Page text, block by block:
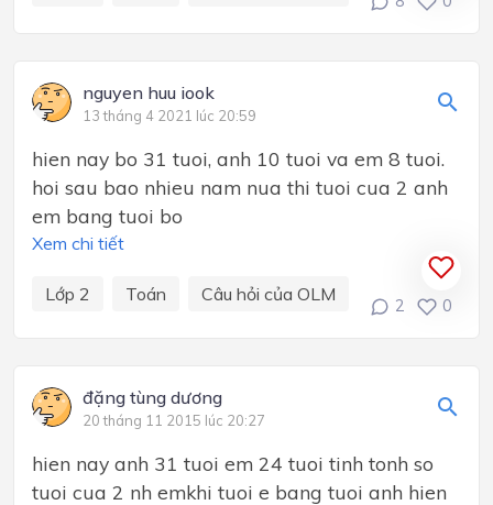
nguyen huu iook
13 tháng 4 2021 lúc 20:59
hien nay bo 31 tuoi, anh 10 tuoi va em 8 tuoi.
hoi sau bao nhieu nam nua thi tuoi cua 2 anh
em bang tuoi bo
Xem chi tiết
Lớp 2 Toán Câu hỏi của OLM
2 0
đặng tùng dương
20 tháng 11 2015 lúc 20:27
hien nay anh 31 tuoi em 24 tuoi tinh tonh so
tuoi cua 2 nh emkhi tuoi e bang tuoi anh hien